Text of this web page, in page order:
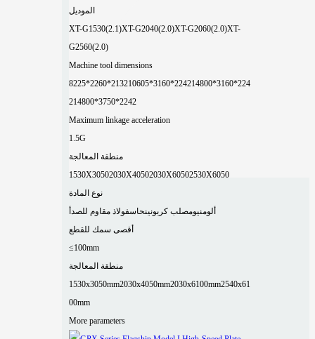
الموديل
XT-G1530(2.1)XT-G2040(2.0)XT-G2060(2.0)XT-
G2560(2.0)
Machine tool dimensions
8225*2260*213210605*3160*224214800*3160*224
214800*3750*2242
Maximum linkage acceleration
1.5G
منطقة المعالجة
1530X30502030X40502030X60502530X6050
نوع المادة
ألومنيومصلب كربونينحاسفولاذ مقاوم للصدأ
أقصى سمك للقطع
≤100mm
منطقة المعالجة
1530x3050mm2030x4050mm2030x6100mm2540x61
00mm
More parameters